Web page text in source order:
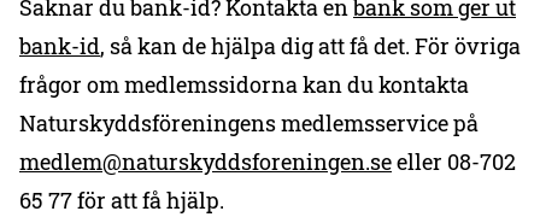
Saknar du bank-id? Kontakta enbank som ger ut
bank-id, så kan de hjälpa dig att få det. För övriga
frågor om medlemssidorna kan du kontakta
Naturskyddsföreningens medlemsservice på
medlem@naturskyddsforeningen.seeller 08-702
65 77 för att få hjälp.